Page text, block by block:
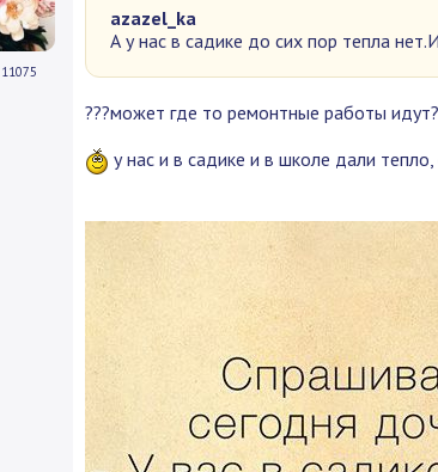
11075
azazel_ka
А у нас в садике до сих пор тепла
???может где то ремонтные работы
у нас и в садике и в школе дали